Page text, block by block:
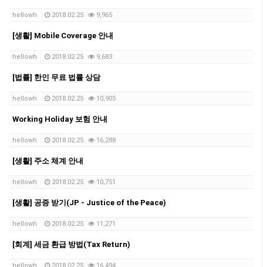
hellowh 2018.02.25 9,965
[생활] Mobile Coverage 안내
hellowh 2018.02.25 9,683
[법률] 한인 무료 법률 상담
hellowh 2018.02.25 10,905
Working Holiday 보험 안내
hellowh 2018.02.25 16,288
[생활] 주소 체계 안내
hellowh 2018.02.25 10,751
[생활] 공증 받기(JP - Justice of the Peace)
hellowh 2018.02.25 11,271
[회계] 세금 환급 방법(Tax Return)